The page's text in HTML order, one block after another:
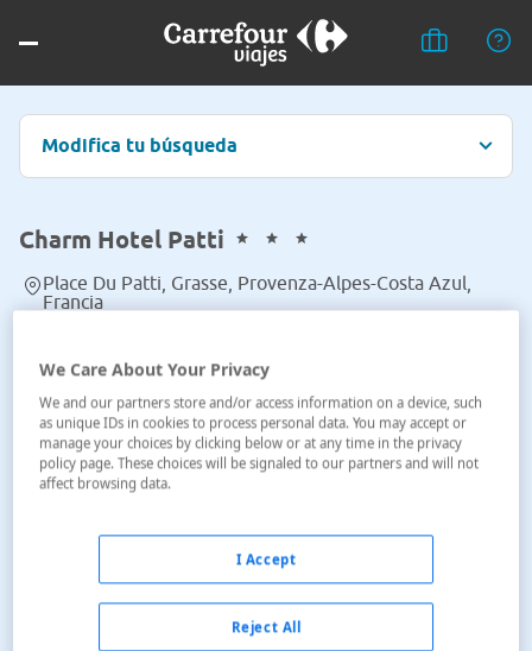
Modifica tu búsqueda
Charm Hotel Patti
Place Du Patti, Grasse, Provenza-Alpes-Costa Azul,
Francia
We Care About Your Privacy
We and our partners store and/or access information on a device, such
as unique IDs in cookies to process personal data. You may accept or
manage your choices by clicking below or at any time in the privacy
policy page. These choices will be signaled to our partners and will not
affect browsing data.
Reject All
I Accept